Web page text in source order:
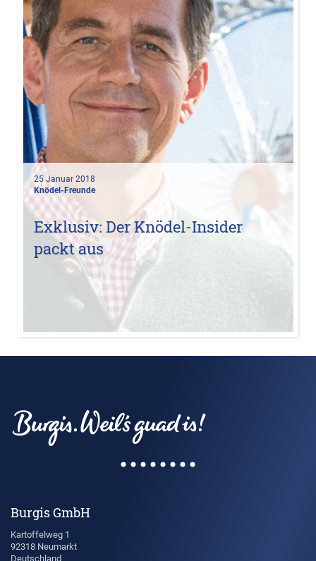
25 Januar 2018
Knödel-Freunde
Exklusiv: Der Knödel-Insider
packt aus
Burgis GmbH
Kartoffelweg 1
92318 Neumarkt
Deutschland